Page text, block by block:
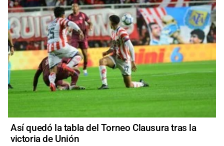
Así quedó la tabla del Torneo Clausura tras la
victoria de Unión